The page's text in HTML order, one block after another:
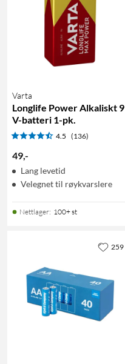
Varta
Longlife Power Alkaliskt 9
V-batteri 1-pk.
4.5 (136)
49,-
Lang levetid
Velegnet til røykvarslere
Nettlager: 100+ st
259